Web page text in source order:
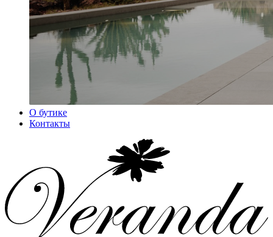
О бутике
Контакты